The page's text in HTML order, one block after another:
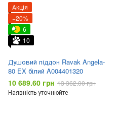
Акція
−20%
6
10
Душовий піддон Ravak Angela-
80 EX білий A004401320
10 689.60 грн 13 362.00 грн
Наявність уточнюйте